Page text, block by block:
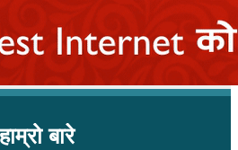
हाम्रो बारे